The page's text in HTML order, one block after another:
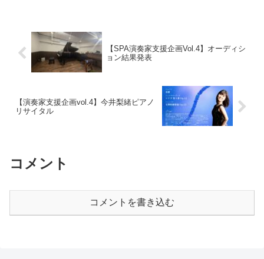
【SPA演奏家支援企画Vol.4】オーディシ
ョン結果発表
【演奏家支援企画vol.4】今井梨緒ピアノ
リサイタル
コメント
コメントを書き込む